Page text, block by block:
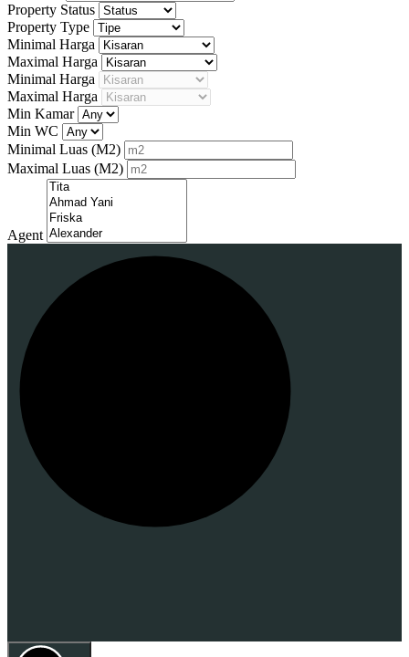
Property Status
Property Type
Minimal Harga
Maximal Harga
Minimal Harga
Maximal Harga
Min Kamar
Min WC
Minimal Luas (M2)
Maximal Luas (M2)
Agent